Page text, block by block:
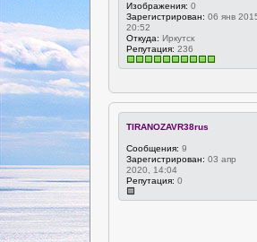
Изображения: 0
Зарегистрирован: 06 янв
20:52
Откуда: Иркутск
Репутация: 236
TIRANOZAVR38rus
Сообщения: 9
Зарегистрирован: 03 апр
2020, 14:04
Репутация: 0